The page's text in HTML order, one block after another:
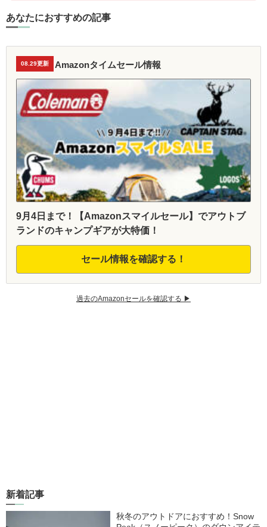
あなたにおすすめの記事
08.29更新 Amazonタイムセール情報
9月4日まで！【Amazonスマイルセール】でアウトブ
ランドのキャンプギアが大特価！
セール情報を確認する！
過去のAmazonセールを確認する ▶︎
新着記事
秋冬のアウトドアにおすすめ！Snow